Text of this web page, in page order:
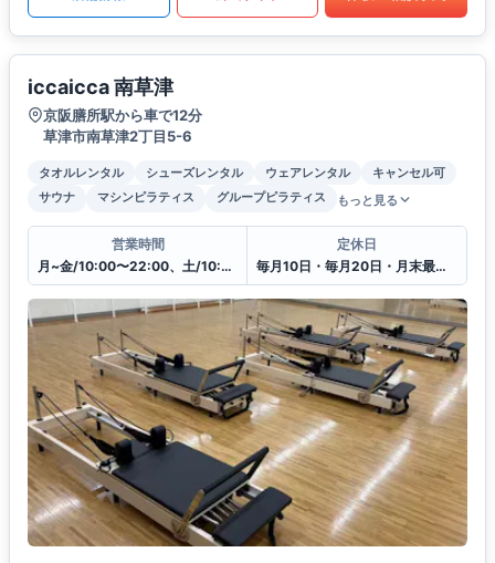
iccaicca 南草津
京阪膳所駅から車で12分
草津市南草津2丁目5-6
タオルレンタル シューズレンタル ウェアレンタル
キャンセル可
サウナ
マシンピラティス グループピラティス もっと見る
営業時間
月~金/10:00〜22:00、土/10:00〜20:00、日・祝日/10:00〜18:00
定休日
毎月10日・毎月20日・月末最終日